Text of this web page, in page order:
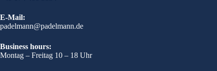
E-Mail:
padelmann@padelmann.de
Business hours:
Montag – Freitag 10 – 18 Uhr